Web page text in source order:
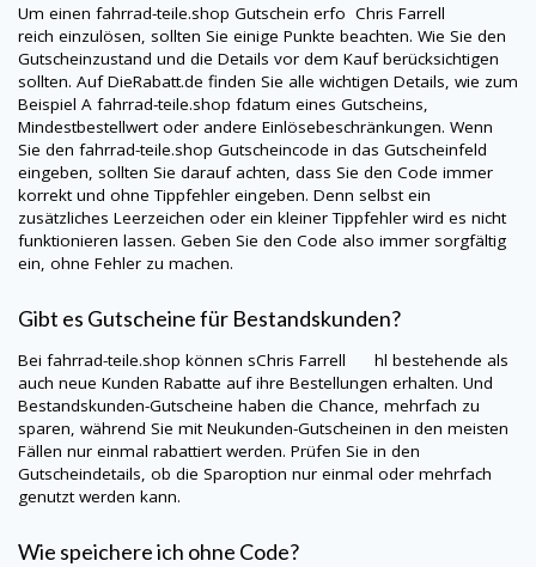
Um einen fahrrad-teile.shop Gutschein erfo Chris Farrell
reich einzulösen, sollten Sie einige Punkte beachten. Wie Sie den
Gutscheinzustand und die Details vor dem Kauf berücksichtigen
sollten. AufDieRabatt.de finden Sie alle wichtigen Details, wie zum
Beispiel A fahrrad-teile.shop fdatum eines Gutscheins,
Mindestbestellwert oder andere Einlösebeschränkungen. Wenn
Sie den fahrrad-teile.shop Gutscheincode in das Gutscheinfeld
eingeben, sollten Sie darauf achten, dass Sie den Code immer
korrekt und ohne Tippfehler eingeben. Denn selbst ein
zusätzliches Leerzeichen oder ein kleiner Tippfehler wird es nicht
funktionieren lassen. Geben Sie den Code also immer sorgfältig
ein, ohne Fehler zu machen.
Gibt es Gutscheine für Bestandskunden?
Bei fahrrad-teile.shop können sChris Farrell hl bestehende als
auch neue Kunden Rabatte auf ihre Bestellungen erhalten. Und
Bestandskunden-Gutscheine haben die Chance, mehrfach zu
sparen, während Sie mit Neukunden-Gutscheinen in den meisten
Fällen nur einmal rabattiert werden. Prüfen Sie in den
Gutscheindetails, ob die Sparoption nur einmal oder mehrfach
genutzt werden kann.
Wie speichere ich ohne Code?